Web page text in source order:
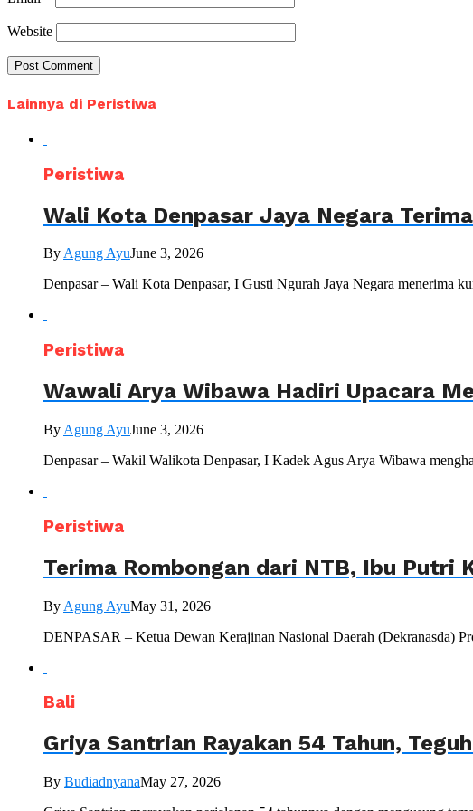
Website
Lainnya di Peristiwa
Peristiwa
Wali Kota Denpasar Jaya Negara
ByAgung AyuJune 3, 2026
Denpasar – Wali Kota Denpasar, I Gusti Ngurah Jaya Negara menerima
Peristiwa
Wawali Arya Wibawa Hadiri Upacara
By Agung AyuJune 3, 2026
Denpasar – Wakil Walikota Denpasar, I Kadek Agus Arya Wibawa
Peristiwa
Terima Rombongan dari NTB, Ibu Putri
By Agung AyuMay 31, 2026
DENPASAR – Ketua Dewan Kerajinan Nasional Daerah (Dekranasda)
Bali
Griya Santrian Rayakan 54 Tahun,
By BudiadnyanaMay 27, 2026